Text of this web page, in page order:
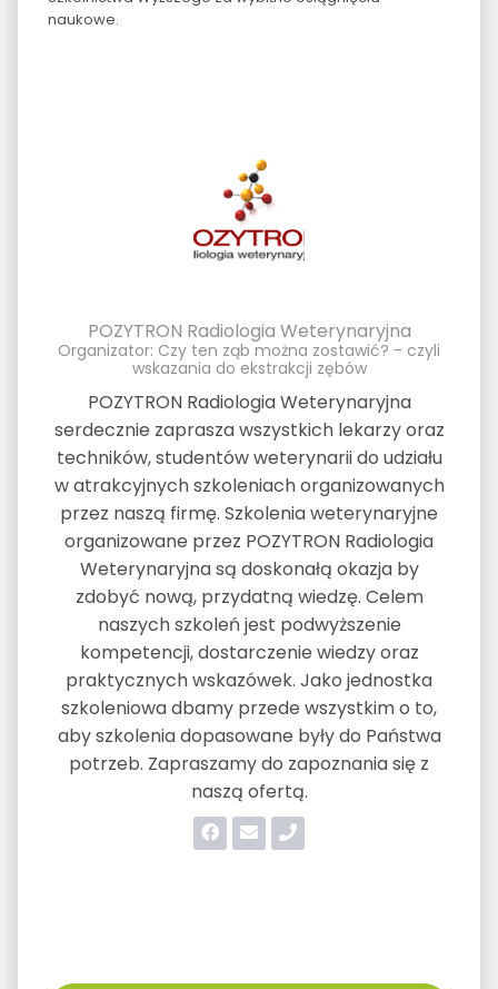
naukowe.
POZYTRON Radiologia Weterynaryjna
Organizator: Czy ten ząb można zostawić? - czyli
wskazania do ekstrakcji zębów
POZYTRON Radiologia Weterynaryjna
serdecznie zaprasza wszystkich lekarzy oraz
techników, studentów weterynarii do udziału
w atrakcyjnych szkoleniach organizowanych
przez naszą firmę. Szkolenia weterynaryjne
organizowane przez POZYTRON Radiologia
Weterynaryjna są doskonałą okazja by
zdobyć nową, przydatną wiedzę. Celem
naszych szkoleń jest podwyższenie
kompetencji, dostarczenie wiedzy oraz
praktycznych wskazówek. Jako jednostka
szkoleniowa dbamy przede wszystkim o to,
aby szkolenia dopasowane były do Państwa
potrzeb. Zapraszamy do zapoznania się z
naszą ofertą.